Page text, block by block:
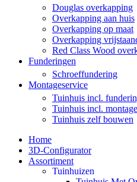
Douglas overkapping
Overkapping aan huis
Overkapping op maat
Overkapping
Red Class Wood
Funderingen
Schroeffundering
Montageservice
Tuinhuis incl.
Tuinhuis incl. montage
Tuinhuis zelf bouwen
Home
3D-Configurator
Assortiment
Tuinhuizen